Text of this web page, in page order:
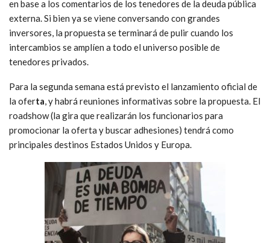
en base a los comentarios de los tenedores de la deuda pública
externa. Si bien ya se viene conversando con grandes
inversores, la propuesta se terminará de pulir cuando los
intercambios se amplíen a todo el universo posible de
tenedores privados.
Para la segunda semana está previsto el lanzamiento oficial de
la oferta , y habrá reuniones informativas sobre la propuesta. El
roadshow (la gira que realizarán los funcionarios para
promocionar la oferta y buscar adhesiones) tendrá como
principales destinos Estados Unidos y Europa.